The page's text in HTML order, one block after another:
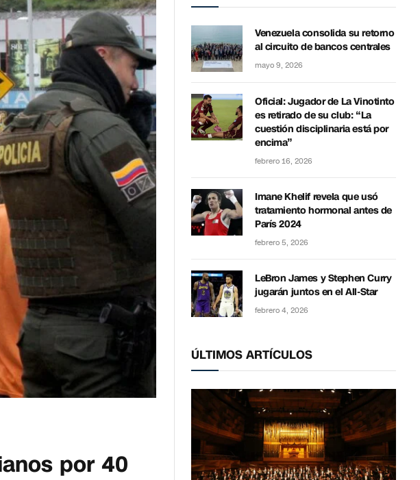
por 40
Venezuela consolida su retorno
al circuito de bancos centrales
mayo 9, 2026
Oficial: Jugador de La Vinotinto
es retirado de su club: “La
cuestión disciplinaria está por
encima”
febrero 16, 2026
Imane Khelif revela que usó
tratamiento hormonal antes de
París 2024
febrero 5, 2026
LeBron James y Stephen Curry
jugarán juntos en el All-Star
febrero 4, 2026
ÚLTIMOS ARTÍCULOS